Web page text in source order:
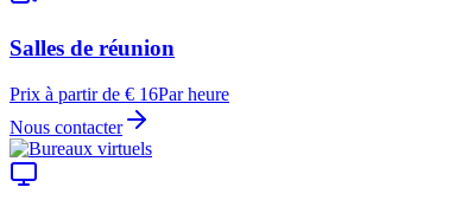
Salles de réunion
Prix à partir de € 16Par heure
Nous contacter